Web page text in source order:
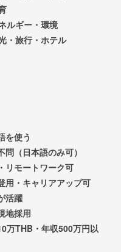
ルギー・環境
・旅行・ホテル
を使う
問（日本語のみ可）
リモートワーク可
用・キャリアアップ可
活躍
地採用
万THB・年収500万円以